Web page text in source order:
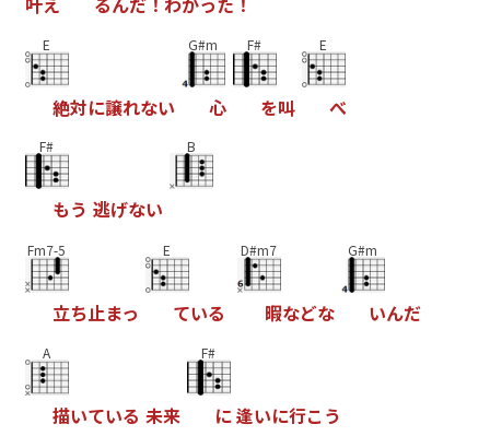
E
絶対に譲れない
G#m
心
F#
を叫
E
べ
F#
もう 逃げない
B
Fm7-5
立ち止まっ
E
ている
D#m7
暇などな
G#m
いんだ
A
描いている 未来
F#
に逢いに行こ う